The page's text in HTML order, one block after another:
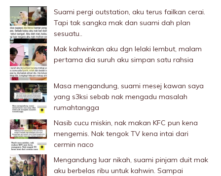
Suami pergi outstation, aku terus failkan cerai.
Tapi tak sangka mak dan suami dah plan
sesuatu..
Mak kahwinkan aku dgn lelaki Iembut, malam
pertama dia suruh aku simpan satu rahsia
Masa mengandung, suami mesej kawan saya
yang s3ksi sebab nak mengadu masalah
rumahtangga
Nasib cucu miskin, nak makan KFC pun kena
mengemis. Nak tengok TV kena intai dari
cermin naco
Mengandung luar nikah, suami pinjam duit mak
aku berbelas ribu untuk kahwin. Sampai